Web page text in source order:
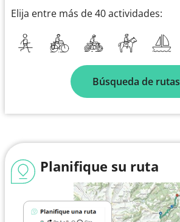
Elija entre más de 40 actividades:
Búsqueda de rutas
Planifique su ruta